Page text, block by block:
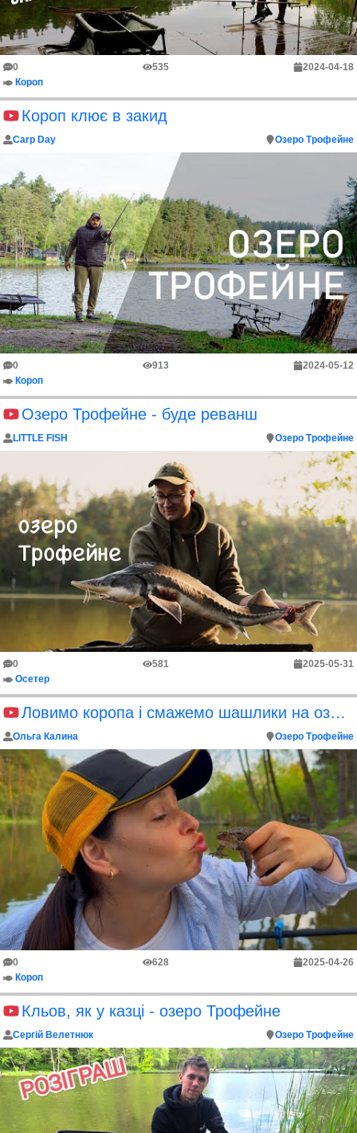
0 535
2024-04-18
Короп
Короп клює в закид
Carp Day Озеро Трофейне
0 913
2024-05-12
Короп
Озеро Трофейне - буде реванш
LITTLE FISH Озеро Трофейне
0 581
2025-05-31
Осетер
Ловимо коропа і смажемо шашлики на озері в лісі
Ольга Калина Озеро Трофейне
0 628
2025-04-26
Короп
Кльов, як у казці - озеро Трофейне
Сергій Велетнюк Озеро Трофейне